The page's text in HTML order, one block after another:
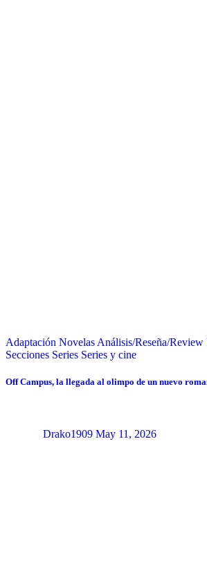
Adaptación Novelas Análisis/Reseña/Review
Secciones Series Series y cine
Off Campus, la llegada al olimpo de un nuevo
Drako1909 May 11, 2026